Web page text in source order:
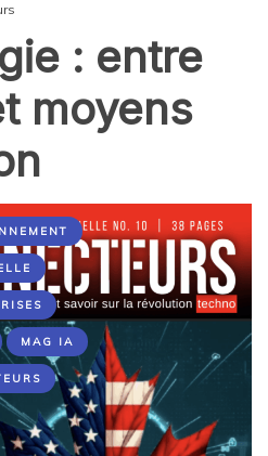
: entre
moyens
MAG IA